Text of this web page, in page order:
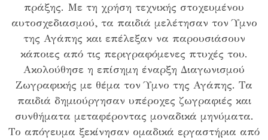
πράξης. Με τη χρήση τεχνικής στοχευμένου
αυτοσχεδιασμού, τα παιδιά μελέτησαν τον Ύμνο
της Αγάπης και επέλεξαν να παρουσιάσουν
κάποιες από τις περιγραφόμενες πτυχές του.
Ακολούθησε η επίσημη έναρξη Διαγωνισμού
Ζωγραφικής με θέμα τον Ύμνο της Αγάπης. Τα
παιδιά δημιούργησαν υπέροχες ζωγραφιές και
συνθήματα μεταφέροντας μοναδικά μηνύματα.
Το απόγευμα ξεκίνησαν ομαδικά εργαστήρια από